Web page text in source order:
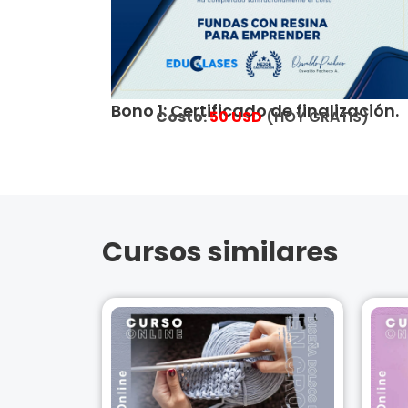
Bono 1: Certificado de finalización.
Costo:50 USD (HOY GRATIS)
Cursos similares